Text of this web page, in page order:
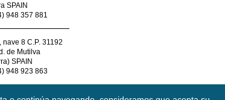
SPAIN
948 357 881
nave 8 C.P. 31192
de Mutilva
SPAIN
948 923 863